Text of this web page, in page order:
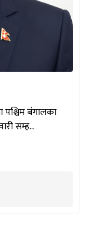
पश्चिम बंगालका
सम्ह…